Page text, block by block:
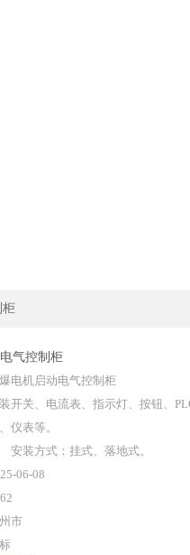
柜
气控制柜
电机启动电气控制柜
开关、电流表、指示灯、按钮、
仪表等。
方式：挂式、落地式。
06-08
市